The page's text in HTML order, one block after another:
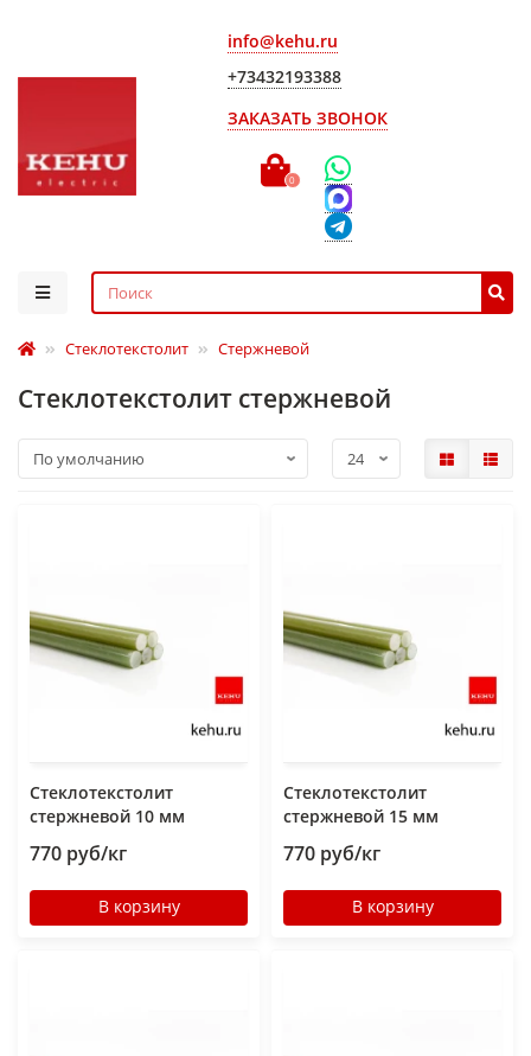
info@kehu.ru
+73432193388
ЗАКАЗАТЬ ЗВОНОК
0
Стеклотекстолит Стержневой
Стеклотекстолит стержневой
Стеклотекстолит
стержневой 10 мм
770 руб/кг
В корзину
Стеклотекстолит
стержневой 15 мм
770 руб/кг
В корзину